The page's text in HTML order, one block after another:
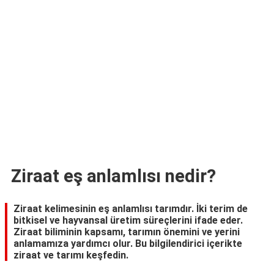
Ziraat eş anlamlısı nedir?
Ziraat kelimesinin eş anlamlısı tarımdır. İki terim de
bitkisel ve hayvansal üretim süreçlerini ifade eder.
Ziraat biliminin kapsamı, tarımın önemini ve yerini
anlamamıza yardımcı olur. Bu bilgilendirici içerikte
ziraat ve tarımı keşfedin.